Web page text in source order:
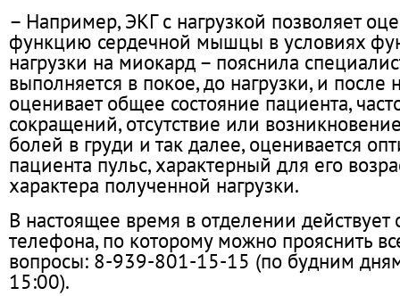
– Например, ЭКГ с нагрузкой позволяет
функцию сердечной мышцы в условиях
нагрузки на миокард – пояснила
выполняется в покое, до нагрузки, и после
оценивает общее состояние пациента,
сокращений, отсутствие или
болей в груди и так далее, оценивается
пациента пульс, характерный для его
характера полученной нагрузки.
В настоящее время в отделении
телефона, по которому можно прояснить
вопросы: 8-939-801-15-15 (по будним
15:00).